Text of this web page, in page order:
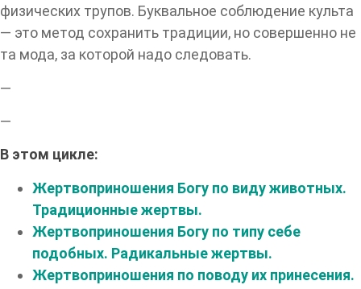
физических трупов. Буквальное соблюдение культа
— это метод сохранить традиции, но совершенно не
та мода, за которой надо следовать.
—
—
В этом цикле:
Жертвоприношения Богу по виду животных.
Традиционные жертвы.
Жертвоприношения Богу по типу себе
подобных. Радикальные жертвы.
Жертвоприношения по поводу их принесения.